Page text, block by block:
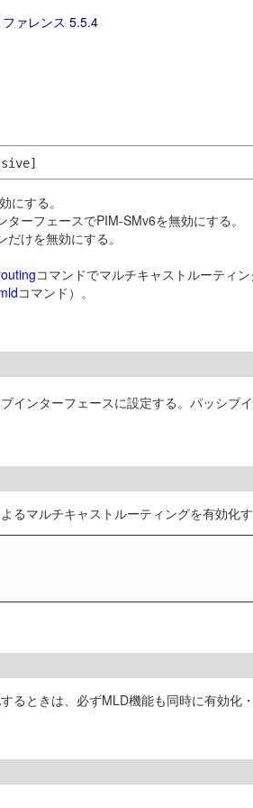
ァレンス 5.5.4
にする。
ーフェースでPIM-SMv6を無効にする。
けを無効にする。
コマンドでマルチキャストルーティ
コマンド）。
インターフェースに設定する。パッシ
マルチキャストルーティングを有効化
るときは、必ずMLD機能も同時に有効化